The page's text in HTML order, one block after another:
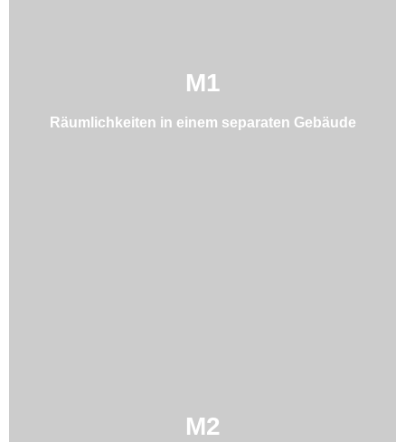
M1
Räumlichkeiten in einem separaten Gebäude
M2